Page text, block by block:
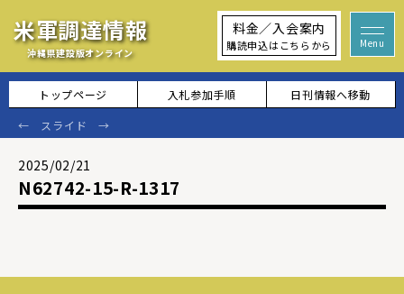
米軍調達情報
沖縄県建設版オンライン
料金／入会案内
購読申込はこちらから
トップページ 入札参加手順 日刊情報へ移動
2025/02/21
N62742-15-R-1317